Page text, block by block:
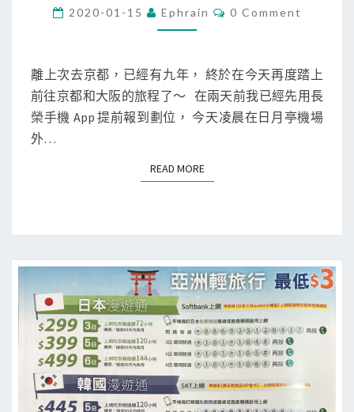
自
由
]
起
飛
往
西
機
場
2020-01-15 Ephrain
C
N
S
0 Comment
離上次去京都，已經有九年， 終於在今天再度踏上
前往京都和大阪的旅程了～ 在兩天前我已經先用長
榮手機 App 提前報到劃位， 今天凌晨在日月亭機場
外…
READ MOREREAD MORE